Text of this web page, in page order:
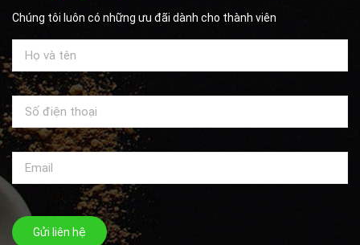
Chúng tôi luôn có những ưu đãi dành cho thành viên
Gửi liên hệ